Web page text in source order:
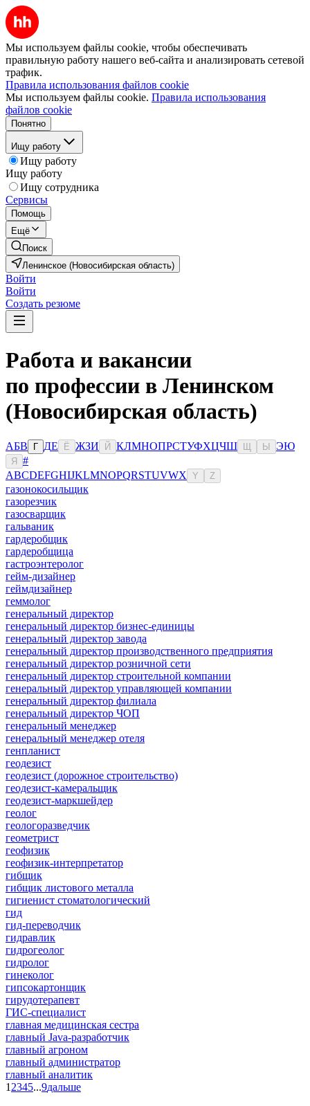
Мы используем файлы cookie, чтобы обеспечивать
правильную работу нашего веб-сайта и анализировать сетевой
трафик.
Правила использования файлов cookie
Мы используем файлы cookie. Правила использования
файлов cookie
Понятно
Ищу работу
Ищу работу
Ищу работу
Ищу сотрудника
Сервисы
Помощь
Ещё
Поиск
Ленинское (Новосибирская область)
Войти
Войти
Создать резюме
Работа и вакансии
по профессии в Ленинском
(Новосибирская область)
АБВ Г ДЕ Ё ЖЗИ Й КЛМНОПРСТУФХЦЧШ Ы ЭЮ
Я
#
ABCDEFGHIJKLMNOPQRSTUVWX Y Z
газонокосильщик
газорезчик
газосварщик
гальваник
гардеробщик
гардеробщица
гастроэнтеролог
гейм-дизайнер
геймдизайнер
геммолог
генеральный директор
генеральный директор бизнес-единицы
генеральный директор завода
генеральный директор производственного предприятия
генеральный директор розничной сети
генеральный директор строительной компании
генеральный директор управляющей компании
генеральный директор филиала
генеральный директор ЧОП
генеральный менеджер
генеральный менеджер отеля
генпланист
геодезист
геодезист (дорожное строительство)
геодезист-камеральщик
геодезист-маркшейдер
геолог
геологоразведчик
геометрист
геофизик
геофизик-интерпретатор
гибщик
гибщик листового металла
гигиенист стоматологический
гид
гид-переводчик
гидравлик
гидрогеолог
гидролог
гинеколог
гипсокартонщик
гирудотерапевт
ГИС-специалист
главная медицинская сестра
главный Java-разработчик
главный агроном
главный администратор
главный аналитик
1 2345...9дальше